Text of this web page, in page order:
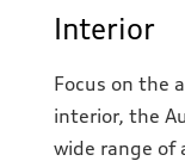
Interior
Focus on the
interior, the
wide range of